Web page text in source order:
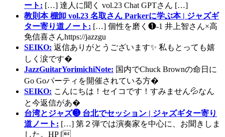
ート: […] 達人に聞く vol.23 Chat GPTさん […]
教則本 棚卸 vol.23 名取さん Parkerに学ぶ本 | ジャズギ
ター寄り道ノート: […] 個性を磨く❶-1 井上智さん×高
免信喜さんhttps://jazzgu
SEIKO: 返信ありがとうございます✨ 私もとっても嬉
しく涙です�
JazzGuitarYorimichiNote: 国内でChuck Brownの命日に
Go Goパーティを開催されている方�
SEIKO: こんにちは！セイコです！すみません💦なん
と今返信があ�
台湾とジャズ❸ 台北でセッション | ジャズギター寄り
道ノート: […] 第２弾では演奏家を中心に、お聞きしま
した。HP [